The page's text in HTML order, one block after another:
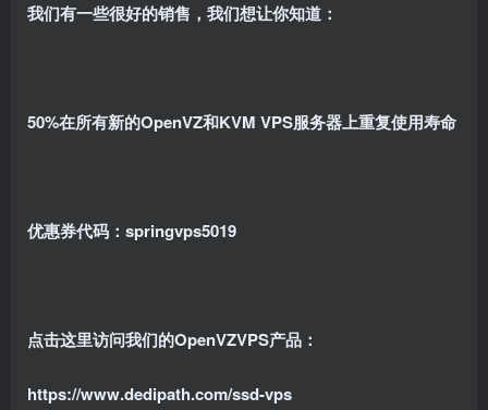
我们有一些很好的销售，我们想让你知道：
50%在所有新的OpenVZ和KVM VPS服务器上重复使用寿命
优惠券代码：springvps5019
点击这里访问我们的OpenVZVPS产品：
https://www.dedipath.com/ssd-vps